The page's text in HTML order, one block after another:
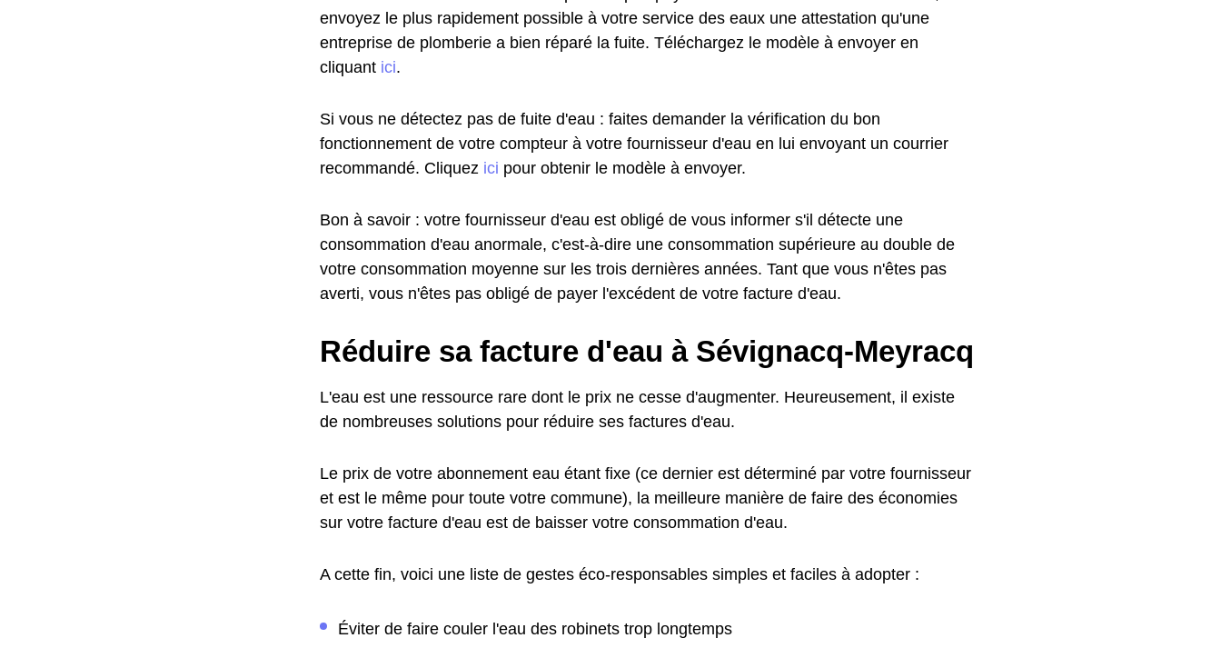
envoyez le plus rapidement possible à votre service des eaux une attestation qu'une
entreprise de plomberie a bien réparé la fuite. Téléchargez le modèle à envoyer en
cliquant ici.
Si vous ne détectez pas de fuite d'eau : faites demander la vérification du bon
fonctionnement de votre compteur à votre fournisseur d'eau en lui envoyant un courrier
recommandé. Cliquez ici pour obtenir le modèle à envoyer.
Bon à savoir : votre fournisseur d'eau est obligé de vous informer s'il détecte une
consommation d'eau anormale, c'est-à-dire une consommation supérieure au double de
votre consommation moyenne sur les trois dernières années. Tant que vous n'êtes pas
averti, vous n'êtes pas obligé de payer l'excédent de votre facture d'eau.
Réduire sa facture d'eau à Sévignacq-Meyracq
L'eau est une ressource rare dont le prix ne cesse d'augmenter. Heureusement, il existe
de nombreuses solutions pour réduire ses factures d'eau.
Le prix de votre abonnement eau étant fixe (ce dernier est déterminé par votre fournisseur
et est le même pour toute votre commune), la meilleure manière de faire des économies
sur votre facture d'eau est de baisser votre consommation d'eau.
A cette fin, voici une liste de gestes éco-responsables simples et faciles à adopter :
Éviter de faire couler l'eau des robinets trop longtemps